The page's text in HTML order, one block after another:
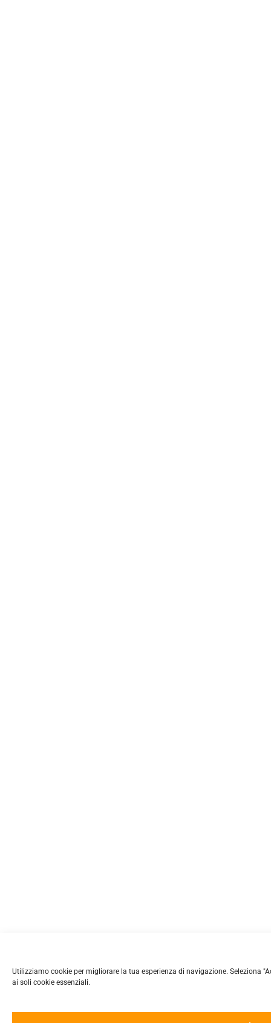
Utilizziamo cookie per migliorare la tua esperienza di navigazione. Seleziona
ai soli cookie essenziali.